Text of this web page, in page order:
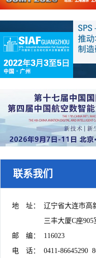
联系我们
地　址：	辽宁省大连市高新园区亿阳路6C号
邮　编：	116023
电　话：	0411-86645290  86641650  86658407